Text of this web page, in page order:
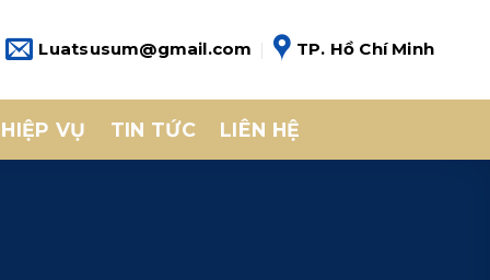
Luatsusum@gmail.com TP. Hồ Chí Minh
VỤ TIN TỨC LIÊN HỆ